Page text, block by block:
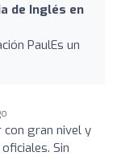
de Inglés en
PaulEs un
con gran nivel y
Sin